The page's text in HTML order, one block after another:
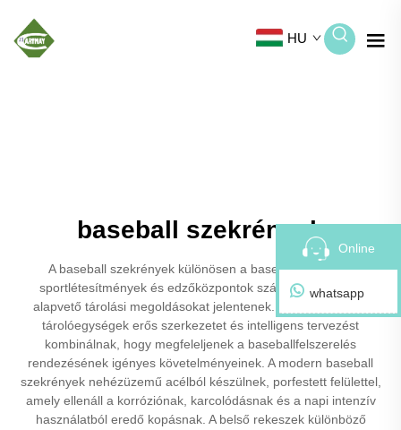
HU
baseball szekrények
A baseball szekrények különösen a baseballcsapatok,
sportlétesítmények és edzőközpontok számára tervezett,
alapvető tárolási megoldásokat jelentenek. Ezek a speciális
tárolóegységek erős szerkezetet és intelligens tervezést
kombinálnak, hogy megfeleljenek a baseballfelszerelés
rendezésének igényes követelményeinek. A modern baseball
szekrények nehézüzemű acélból készülnek, porfestett felülettel,
amely ellenáll a korróziónak, karcolódásnak és a napi intenzív
használatból eredő kopásnak. A belső rekeszek különböző
Online
whatsapp